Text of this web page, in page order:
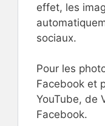
effet, les
sociaux.
Pour les
Facebook et
YouTube, de
Facebook.